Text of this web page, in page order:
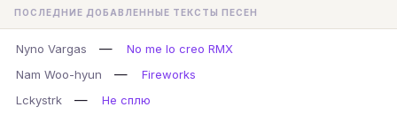
ПОСЛЕДНИЕ ДОБАВЛЕННЫЕ ТЕКСТЫ ПЕСЕН
Nyno Vargas —
No me lo creo RMX
Nam Woo-hyun
—
Fireworks
Lckystrk
—
Не сплю